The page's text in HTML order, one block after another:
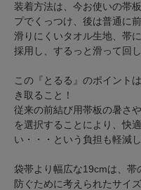
装着方法は、今お使いの帯
プでくっつけ、後は普通に
滑りにくいタオル生地、帯
採用し、するっと滑って回
この『とるる』のポイント
き取ること！
従来の前結び用帯板の暑さ
を選択することにより、快
い・・・という負担も軽減し
袋帯より幅広な19cmは、帯
防ぐために考えられたサイ